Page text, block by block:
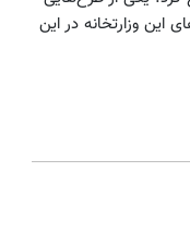
و زیرمجموعه‌های این وزارتخانه در این